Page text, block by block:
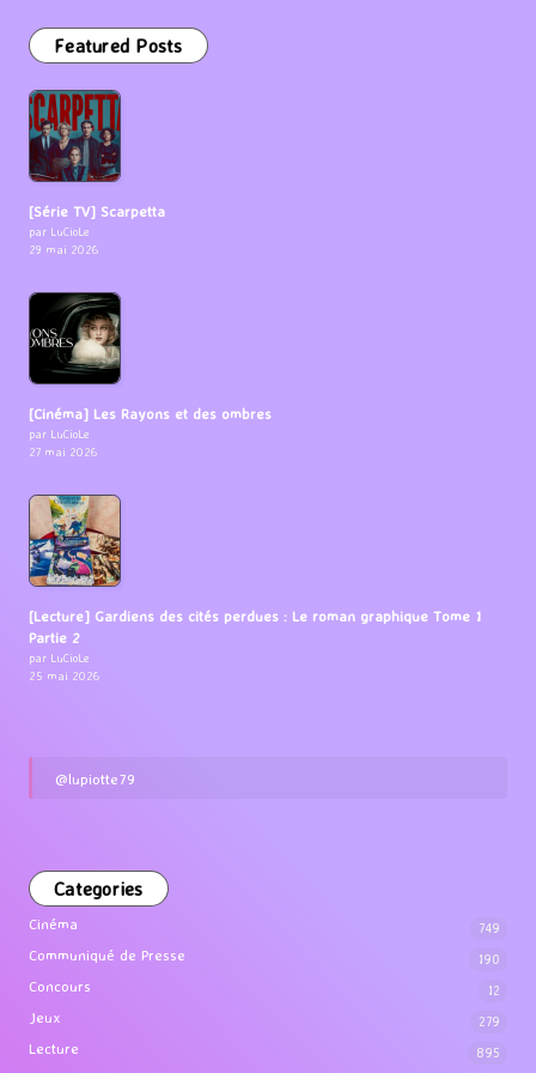
Featured Posts
[Série TV] Scarpetta
par LuCioLe
29 mai 2026
[Cinéma] Les Rayons et des ombres
par LuCioLe
27 mai 2026
[Lecture] Gardiens des cités perdues : Le roman graphique Tome 1
Partie 2
par LuCioLe
25 mai 2026
@lupiotte79
Categories
Cinéma 749
Communiqué de Presse 190
Concours 12
Jeux 279
Lecture 895